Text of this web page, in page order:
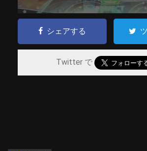
シェアする
Twitter で